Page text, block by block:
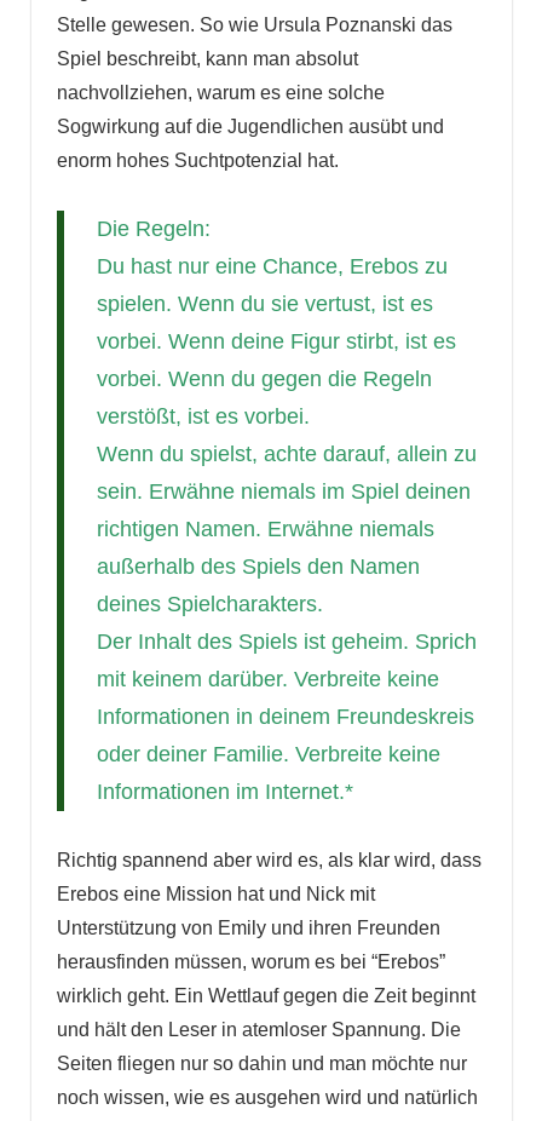
Stelle gewesen. So wie Ursula Poznanski das
Spiel beschreibt, kann man absolut
nachvollziehen, warum es eine solche
Sogwirkung auf die Jugendlichen ausübt und
enorm hohes Suchtpotenzial hat.
Die Regeln:
Du hast nur eine Chance, Erebos zu
spielen. Wenn du sie vertust, ist es
vorbei. Wenn deine Figur stirbt, ist es
vorbei. Wenn du gegen die Regeln
verstößt, ist es vorbei.
Wenn du spielst, achte darauf, allein zu
sein. Erwähne niemals im Spiel deinen
richtigen Namen. Erwähne niemals
außerhalb des Spiels den Namen
deines Spielcharakters.
Der Inhalt des Spiels ist geheim. Sprich
mit keinem darüber. Verbreite keine
Informationen in deinem Freundeskreis
oder deiner Familie. Verbreite keine
Informationen im Internet.*
Richtig spannend aber wird es, als klar wird, dass
Erebos eine Mission hat und Nick mit
Unterstützung von Emily und ihren Freunden
herausfinden müssen, worum es bei “Erebos”
wirklich geht. Ein Wettlauf gegen die Zeit beginnt
und hält den Leser in atemloser Spannung. Die
Seiten fliegen nur so dahin und man möchte nur
noch wissen, wie es ausgehen wird und natürlich